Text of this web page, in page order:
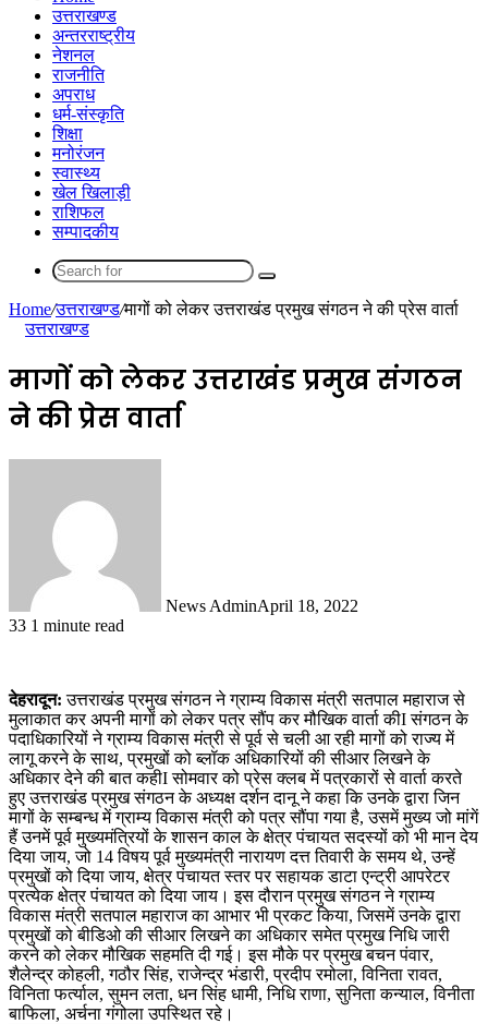
उत्तराखण्ड
अन्तरराष्ट्रीय
नेशनल
राजनीति
अपराध
धर्म-संस्कृति
शिक्षा
मनोरंजन
स्वास्थ्य
खेल खिलाड़ी
राशिफल
सम्पादकीय
Search
Home/उत्तराखण्ड/मागों को लेकर उत्तराखंड प्रमुख संगठन ने की प्रेस वार्ता
उत्तराखण्ड
मागों को लेकर उत्तराखंड प्रमुख संगठन
ने की प्रेस वार्ता
News AdminApril 18, 2022
33 1 minute read
देहरादून:उत्तराखंड प्रमुख संगठन ने ग्राम्य विकास मंत्री सतपाल महाराज से
मुलाकात कर अपनी मागों को लेकर पत्र सौंप कर मौखिक वार्ता कीI संगठन के
पदाधिकारियों ने ग्राम्य विकास मंत्री से पूर्व से चली आ रही मागों को राज्य में
लागू करने के साथ, प्रमुखों को ब्लॉक अधिकारियों की सीआर लिखने के
अधिकार देने की बात कहीI सोमवार को प्रेस क्लब में पत्रकारों से वार्ता करते
हुए उत्तराखंड प्रमुख संगठन के अध्यक्ष दर्शन दानू ने कहा कि उनके द्वारा जिन
मागों के सम्बन्ध में ग्राम्य विकास मंत्री को पत्र सौंपा गया है, उसमें मुख्य जो मांगें
हैं उनमें पूर्व मुख्यमंत्रियों के शासन काल के क्षेत्र पंचायत सदस्यों को भी मान देय
दिया जाय, जो 14 विषय पूर्व मुख्यमंत्री नारायण दत्त तिवारी के समय थे, उन्हें
प्रमुखों को दिया जाय, क्षेत्र पंचायत स्तर पर सहायक डाटा एन्ट्री आपरेटर
प्रत्येक क्षेत्र पंचायत को दिया जाय। इस दौरान प्रमुख संगठन ने ग्राम्य
विकास मंत्री सतपाल महाराज का आभार भी प्रकट किया, जिसमें उनके द्वारा
प्रमुखों को बीडिओ की सीआर लिखने का अधिकार समेत प्रमुख निधि जारी
करने को लेकर मौखिक सहमति दी गई। इस मौके पर प्रमुख बचन पंवार,
शैलेन्द्र कोहली, गठौर सिंह, राजेन्द्र भंडारी, प्रदीप रमोला, विनिता रावत,
विनिता फर्त्याल, सुमन लता, धन सिंह धामी, निधि राणा, सुनिता कन्याल, विनीता
बाफिला, अर्चना गंगोला उपस्थित रहे।